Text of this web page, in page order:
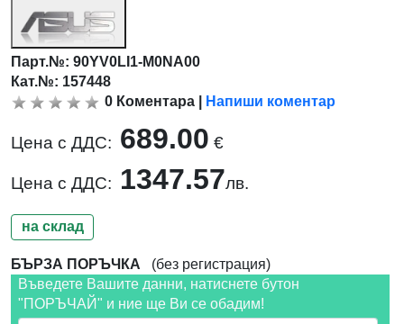
Парт.№:90YV0LI1-M0NA00
Кат.№: 157448
0 Коментара Напиши коментар
Цена с ДДС: 689.00 €
Цена с ДДС: 1347.57лв.
на склад
БЪРЗА ПОРЪЧКА (без регистрация)
Въведете Вашите данни, натиснете бутон
"ПОРЪЧАЙ" и ние ще Ви се обадим!